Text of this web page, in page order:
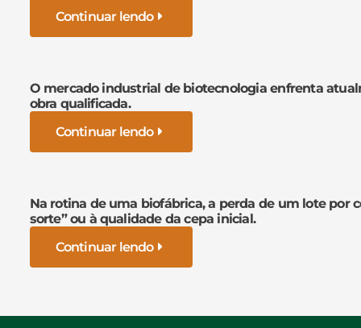
Continuar lendo
O mercado industrial de biotecnologia enfrenta
obra qualificada.
Continuar lendo
Na rotina de uma biofábrica, a perda de um lote por
sorte” ou à qualidade da cepa inicial.
Continuar lendo